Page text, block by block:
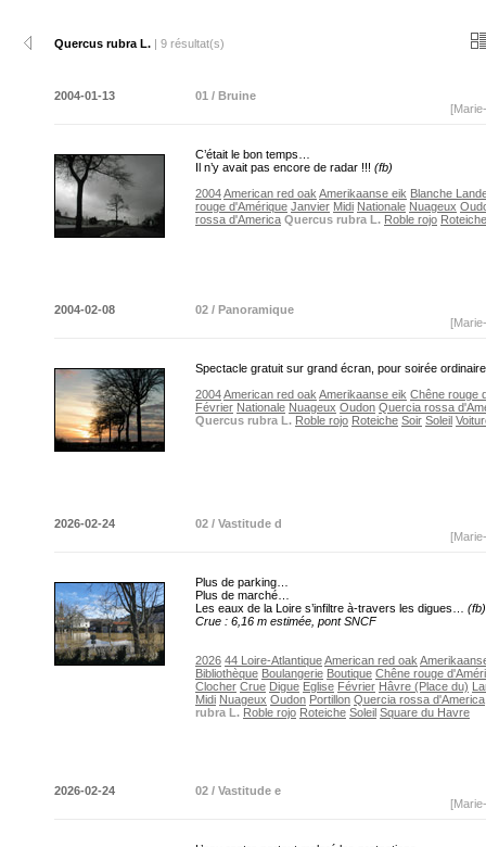
Quercus rubra L. | 9 résultat(s)
2004-01-13
01 / Bruine
C’était le bon temps…
Il n’y avait pas encore de radar !!! (fb)
2004American red oak Amerikaanse eik Blanche
rouge d'Amérique Janvier Midi Nationale Nuageux
rossa d'America Quercus rubra L. Roble rojo Roteiche
2004-02-08
02 / Panoramique
Spectacle gratuit sur grand écran, pour soirée
2004American red oak Amerikaanse eik Chêne rouge
Février Nationale Nuageux Oudon Quercia rossa
Quercus rubra L. Roble rojo Roteiche Soir Soleil
2026-02-24
02 / Vastitude d
Plus de parking…
Plus de marché…
Les eaux de la Loire s’infiltre à-travers les digues… (fb)
Crue : 6,16 m estimée, pont SNCF
2026 44 Loire-AtlantiqueAmerican red oak
Bibliothèque Boulangerie Boutique Chêne rouge
Clocher Crue Digue Eglise Février Hâvre (Place du)
Midi Nuageux Oudon Portillon Quercia rossa d'America
rubra L. Roble rojo Roteiche Soleil Square du Havre
2026-02-24
02 / Vastitude e